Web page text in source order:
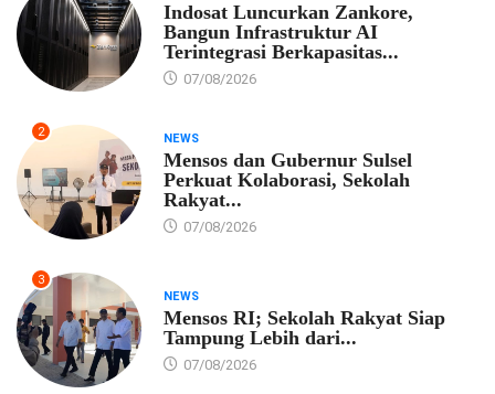
Indosat Luncurkan Zankore,
Bangun Infrastruktur AI
Terintegrasi Berkapasitas...
07/08/2026
2 NEWS
Mensos dan Gubernur Sulsel
Perkuat Kolaborasi, Sekolah
Rakyat...
07/08/2026
3
NEWS
Mensos RI; Sekolah Rakyat Siap
Tampung Lebih dari...
07/08/2026